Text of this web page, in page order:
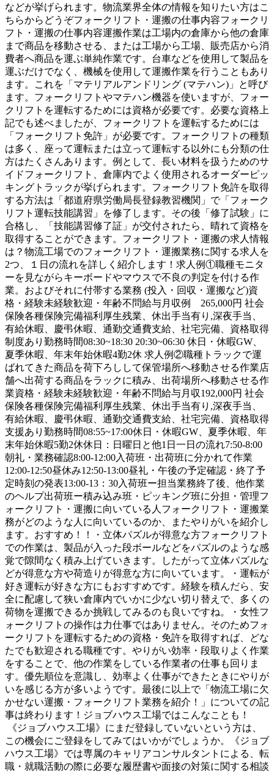
などが挙げられます。物流業界全体の情報を知りたい方はこ
ちらからどうぞフォークリフト・運搬の仕事内容フォークリ
フト・運搬の仕事内容運搬作業は工場内の倉庫から他の倉庫
まで商品を移動させる、または工場から工場、販売店から消
費者へ商品を運ぶ単純作業です。台車などを使用して製品を
運ぶだけでなく、機械を使用して運搬作業を行うこともあり
ます。これを「マテリアルアンドリング (マテハン)」と呼び
ます。フォークリフトやマテハン機器を使いますが、フォー
クリフトを運転するためには資格が必要です。必要な資格上
記でも述べましたが、フォークリフトを運転するためには
「フォークリフト免許」が必要です。フォークリフトの種類
は多く、座って運転または立って運転する以外にも分類の仕
方はたくさんあります。例として、長い材料を扱うためのサ
イドフォークリフト、倉庫内でよく使用されるオーダーピッ
キングトラックが挙げられます。フォークリフト免許を取得
する方法は「都道府県労働局長登録教習機関」で「フォーク
リフト運転技能講習」を修了します。その後「修了試験」に
合格し、「技能講習修了証」が交付されたら、晴れて資格を
取得することができます。フォークリフト・運搬の求人情報
は？物流工場でのフォークリフト・運搬業務に関する求人を
2つ、１日の流れを詳しく紹介します！求人例①職種モニタ
ーを見ながらキーボードやマウスで不良の判定を付ける作
業。およびそれに付帯する業務 (投入・回収・運搬など)資
格・経験未経験歓迎・年齢不問給与月収例 265,000円 社会
保険各種保険完備福利厚生残業、休出手当有り,深夜手当、
有給休暇、慶弔休暇、通勤交通費支給、社宅完備、資格取得
制度あり勤務時間08:30~18:30 20:30~06:30 休日・休暇GW、
夏季休暇、年末年始休暇4勤2休 求人例②職種トラックで運
ばれてきた商品を荷下ろしして保管場所へ移動させる作業店
舗へ出荷する商品をラックに積み、出荷場所へ移動させる作
業資格・経験未経験歓迎・年齢不問給与月収192,000円 社会
保険各種保険完備福利厚生残業、休出手当有り,深夜手当、
有給休暇、慶弔休暇、通勤交通費支給、社宅完備、資格取得
支援あり勤務時間08:55~17:00休日・休暇GW、夏季休暇、年
末年始休暇5勤2休休日：日曜日と他1日一日の流れ7:50-8:00
朝礼・業務確認8:00-12:00入荷班・出荷班に分かれて作業
12:00-12:50昼休み12:50-13:00昼礼・午後の予定確認・終了予
定時刻の発表13:00-13：30入荷班ー担当業務終了後、他作業
のヘルプ出荷班ー積み込み班・ピッキング班に分担・管理フ
ォークリフト・運搬に向いている人フォークリフト・運搬業
務がどのような人に向いているのか、またやりがいを紹介し
ます。おすすめ！！・立体パズルが得意な方フォークリフト
での作業は、製品が入った段ボールなどをパズルのような感
覚で隙間なく積み上げていきます。したがって立体パズルな
どが得意な方や荷造りが得意な方に向いています。・運転が
好き運転が好きな方にもおすすめです。経験を積んだら、安
全に配慮して狭い倉庫内でいかに少ない切り替えで、多くの
荷物を運搬できるか挑戦してみるのも良いですね。・女性フ
ォークリフトの操作は力仕事ではありません。そのためフォ
ークリフトを運転するための資格・免許を取得すれば、どな
たでも歓迎される職種です。やりがい効率・段取りよく作業
をすることで、他の作業をしている作業者の仕事も回りま
す。優先順位を意識し、効率よく仕事ができたときにやりが
いを感じる方が多いようです。最後に以上で「物流工場に欠
かせない運搬・フォークリフト業務を紹介！」についての記
事は終わります！ジョブハウス工場ではこんなことも！
《ジョブハウス工場》にまだ登録していないという方は、
この機会にご登録をしてみてはいかがでしょうか。《ジョブ
ハウス工場》では専属のキャリアコンサルタントによる、転
職・就職活動の際に必要な履歴書や面接の対策に関する相談